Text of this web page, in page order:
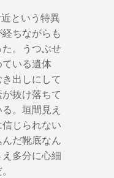
という特異
ちながらも
。うつぶせ
いる遺体
出しにして
抜け落ちて
。垣間見え
じられない
だ靴底なん
多分に心細